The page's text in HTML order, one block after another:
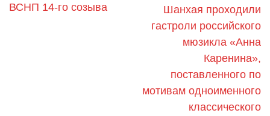
ВСНП 14-го созыва
Шанхая проходили
гастроли российского
мюзикла «Анна
Каренина»,
поставленного по
мотивам одноименного
классического